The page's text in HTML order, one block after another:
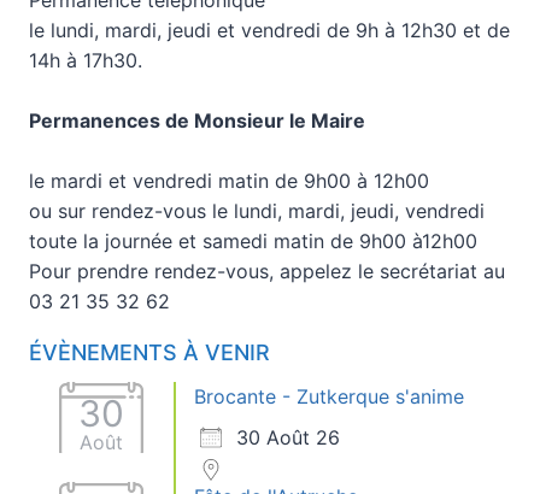
le lundi, mardi, jeudi et vendredi de 9h à 12h30 et de
14h à 17h30.
Permanences de Monsieur le Maire
le mardi et vendredi matin de 9h00 à 12h00
ou sur rendez-vous le lundi, mardi, jeudi, vendredi
toute la journée et samedi matin de 9h00 à12h00
Pour prendre rendez-vous, appelez le secrétariat au
03 21 35 32 62
ÉVÈNEMENTS À VENIR
30
Août
Brocante - Zutkerque s'anime
30 Août 26